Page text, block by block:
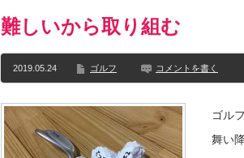
難しいから取り組む
2019.05.24 ゴルフ コメントを書く
ゴル
舞い